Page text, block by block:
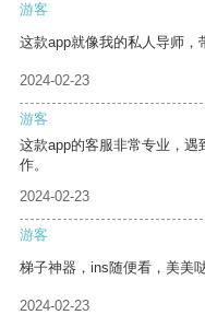
游客
这款app就像我的私人导师，
2024-02-23
游客
这款app的客服非常专业，
作。
2024-02-23
游客
梯子神器，ins随便看，美美
2024-02-23